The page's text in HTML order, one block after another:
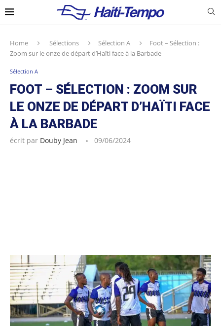
Home Sélections Sélection A
Foot – Sélection :
Zoom sur le onze de départ d’Haïti face à la Barbade
Sélection A
FOOT – SÉLECTION : ZOOM SUR
LE ONZE DE DÉPART D’HAÏTI FACE
À LA BARBADE
écrit par Douby Jean 09/06/2024